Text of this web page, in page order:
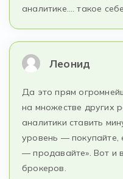
аналитике…. такое
Леонид
Да это прям
на множестве других
аналитики ставить
уровень — покупайте,
— продавайте». Вот и
брокеров.